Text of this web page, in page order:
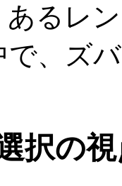
るレ
で、ズ
択の